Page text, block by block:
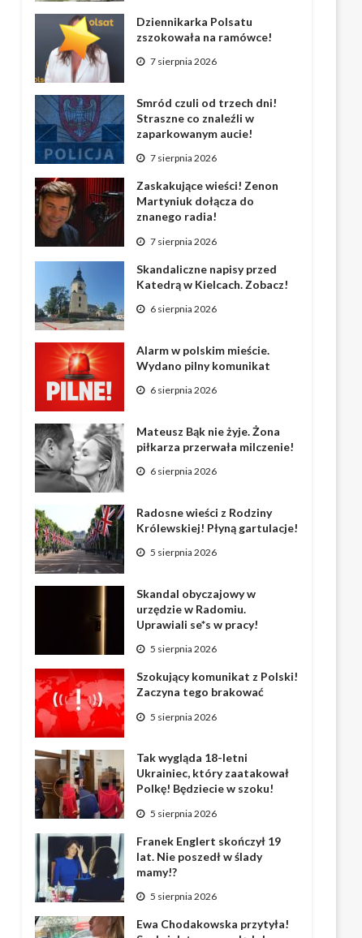
Dziennikarka Polsatu
zszokowała na ramówce!
7 sierpnia 2026
Smród czuli od trzech dni!
Straszne co znaleźli w
zaparkowanym aucie!
7 sierpnia 2026
Zaskakujące wieści! Zenon
Martyniuk dołącza do
znanego radia!
7 sierpnia 2026
Skandaliczne napisy przed
Katedrą w Kielcach. Zobacz!
6 sierpnia 2026
Alarm w polskim mieście.
Wydano pilny komunikat
6 sierpnia 2026
Mateusz Bąk nie żyje. Żona
piłkarza przerwała milczenie!
6 sierpnia 2026
Radosne wieści z Rodziny
Królewskiej! Płyną gartulacje!
5 sierpnia 2026
Skandal obyczajowy w
urzędzie w Radomiu.
Uprawiali se*s w pracy!
5 sierpnia 2026
Szokujący komunikat z Polski!
Zaczyna tego brakować
5 sierpnia 2026
Tak wygląda 18-letni
Ukrainiec, który zaatakował
Polkę! Będziecie w szoku!
5 sierpnia 2026
Franek Englert skończył 19
lat. Nie poszedł w ślady
mamy!?
5 sierpnia 2026
Ewa Chodakowska przytyła!